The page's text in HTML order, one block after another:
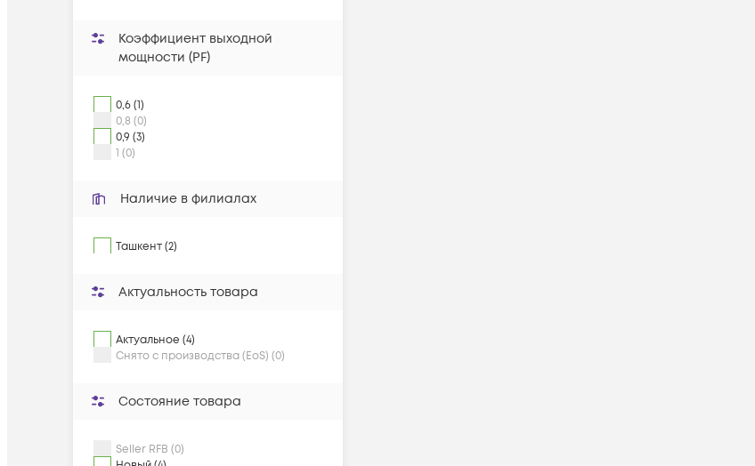
Коэффициент выходной
мощности (PF)
0,6 (1)
0,8 (0)
0,9 (3)
1 (0)
Наличие в филиалах
Ташкент (2)
Актуальность товара
Актуальное (4)
Снято с производства (EoS) (0)
Состояние товара
Seller RFB (0)